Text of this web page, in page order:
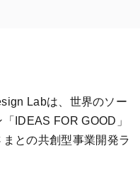
Labは、世界のソー
IDEAS FOR GOOD」
との共創型事業開発ラ